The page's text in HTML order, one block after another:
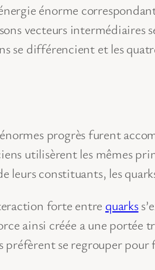
énorme
vecteurs
se différencient et les
progrès furent
utilisèrent les mêmes
leurs constituants, les
forte entre quarks
ainsi créée a une portée
préfèrent se regrouper